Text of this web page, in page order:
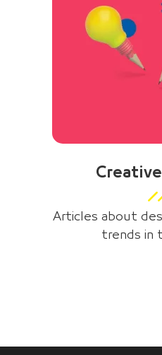
Articles about
trends in